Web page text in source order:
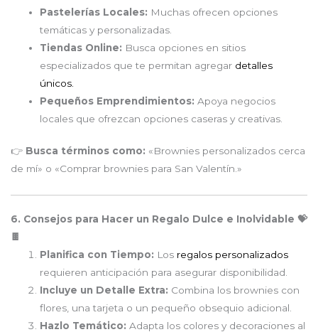
Pastelerías Locales: Muchas ofrecen opciones
temáticas y personalizadas.
Tiendas Online: Busca opciones en sitios
especializados que te permitan agregar detalles
únicos.
Pequeños Emprendimientos: Apoya negocios
locales que ofrezcan opciones caseras y creativas.
👉 Busca términos como: «Brownies personalizados cerca
de mí» o «Comprar brownies para San Valentín.»
6. Consejos para Hacer un Regalo Dulce e Inolvidable 💝
🍫
Planifica con Tiempo: Los regalos personalizados
requieren anticipación para asegurar disponibilidad.
Incluye un Detalle Extra: Combina los brownies con
flores, una tarjeta o un pequeño obsequio adicional.
Hazlo Temático: Adapta los colores y decoraciones al